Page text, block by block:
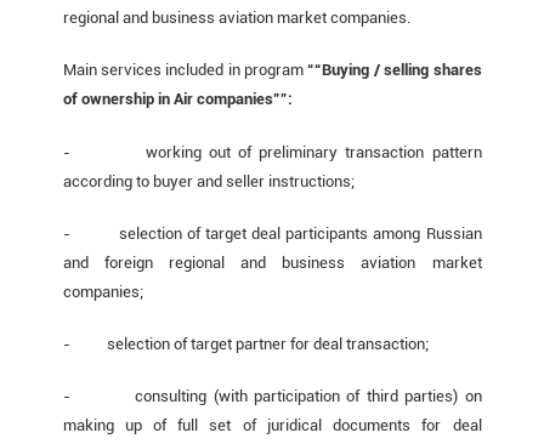
regional and business aviation market companies.
Main services included in program““Buying / selling shares
of ownership in Air companies””:
-
working out of preliminary transaction pattern
according to buyer and seller instructions;
-
selection of target deal participants among Russian
and foreign regional and business aviation market
companies;
- selection of target partner for deal transaction;
-
consulting (with participation of third parties) on
making up of full set of juridical documents for deal